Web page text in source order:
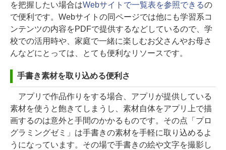
を把握したい場合はWebサイトで一覧表を参照できるの
で便利です。Webサイトの同ページでは他にも学習系コ
ンテンツの内容をPDFで提供するなどしているので、学
校での活用時や、家庭で一緒に楽しむお父さんやお母さ
んなどにとっては、とても便利なリソースです。
手書き素材を取り込める便利さ
アプリで作品作りをする場合、アプリが提供している
素材を使うと飽きてしまうし、素材自体をアプリ上で描
画するのは意外と手間のかかるものです。その点「プロ
グラミングゼミ」は手書きの素材を手軽に取り込めるよ
うになっています。その場で手書きの絵や文字を撮影し